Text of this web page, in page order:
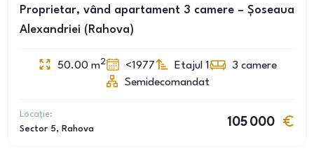
Proprietar, vând apartament 3 camere – Șoseaua
Alexandriei (Rahova)
50.00 m2 <1977 Etajul 1 3 camere
Semidecomandat
Locație:
Sector 5, Rahova
105 000